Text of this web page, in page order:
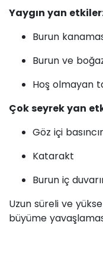
Yaygın yan
Burun
Burun ve
Hoş olmayan
Çok seyrek yan
Göz içi
Katarakt
Burun iç
Uzun süreli ve
büyüme